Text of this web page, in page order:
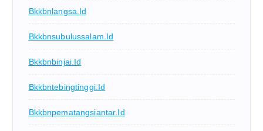
Bkkbnlangsa.id
Bkkbnsubulussalam.id
Bkkbnbinjai.id
Bkkbntebingtinggi.id
Bkkbnpematangsiantar.id